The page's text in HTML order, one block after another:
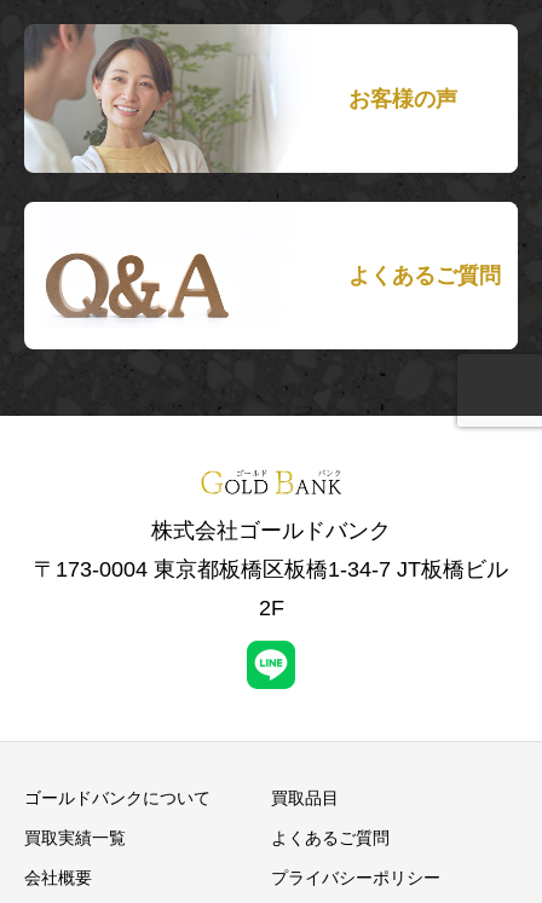
お客様の声
よくあるご質問
株式会社ゴールドバンク
〒173-0004 東京都板橋区板橋1-34-7 JT板橋ビル
2F
ゴールドバンクについて 買取品目
買取実績一覧 よくあるご質問
会社概要 プライバシーポリシー